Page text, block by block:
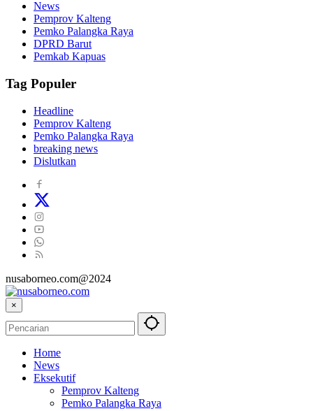
News
Pemprov Kalteng
Pemko Palangka Raya
DPRD Barut
Pemkab Kapuas
Tag Populer
Headline
Pemprov Kalteng
Pemko Palangka Raya
breaking news
Dislutkan
nusaborneo.com@2024
×
Home
News
Eksekutif
Pemprov Kalteng
Pemko Palangka Raya